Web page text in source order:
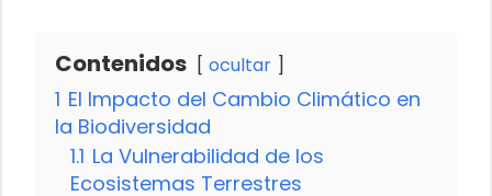
Contenidos ocultar
1 El Impacto del Cambio Climático en
la Biodiversidad
1.1 La Vulnerabilidad de los
Ecosistemas Terrestres